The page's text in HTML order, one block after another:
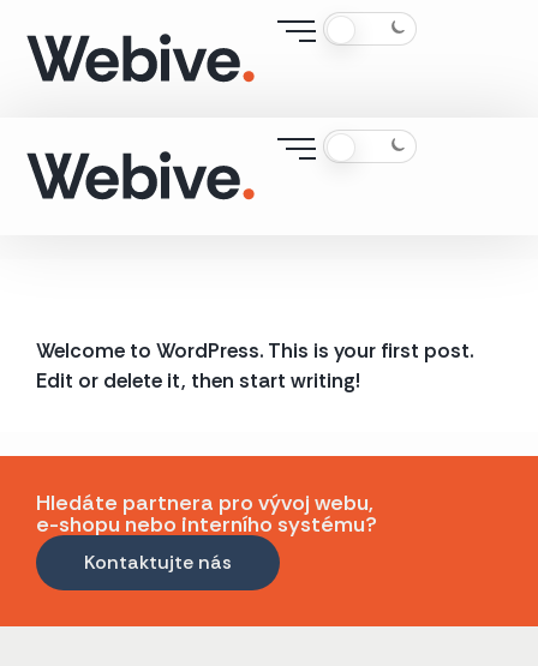
Welcome to WordPress. This is your first post.
Edit or delete it, then start writing!
Hledáte partnera pro vývoj webu,
e-shopu nebo interního systému?
Kontaktujte nás